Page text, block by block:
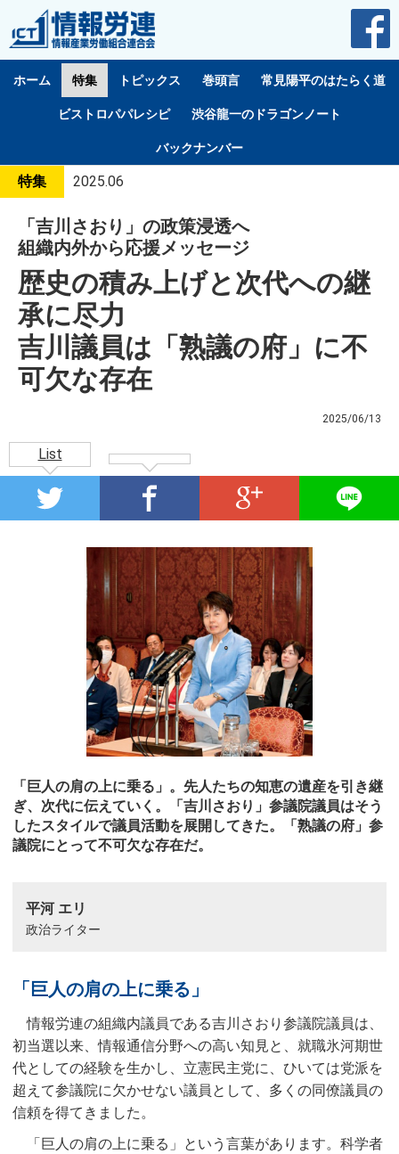
ホーム 特集 トピックス 巻頭言 常見陽平のはたらく道
ビストロパパレシピ 渋谷龍一のドラゴンノート
バックナンバー
特集 2025.06
「吉川さおり」の政策浸透へ
組織内外から応援メッセージ
歴史の積み上げと次代への継
承に尽力
吉川議員は「熟議の府」に不
可欠な存在
2025/06/13
List
「巨人の肩の上に乗る」。先人たちの知恵の遺産を引き継
ぎ、次代に伝えていく。「吉川さおり」参議院議員はそう
したスタイルで議員活動を展開してきた。「熟議の府」参
議院にとって不可欠な存在だ。
平河 エリ
政治ライター
「巨人の肩の上に乗る」
情報労連の組織内議員である吉川さおり参議院議員は、
初当選以来、情報通信分野への高い知見と、就職氷河期世
代としての経験を生かし、立憲民主党に、ひいては党派を
超えて参議院に欠かせない議員として、多くの同僚議員の
信頼を得てきました。
「巨人の肩の上に乗る」という言葉があります。科学者